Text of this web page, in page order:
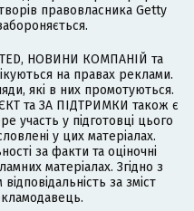
правовласника Getty
НОВИНИ КОМПАНІЙ та
на правах реклами.
які в них промотуються.
та ЗА ПІДТРИМКИ також є
участь у підготовці цього
у цих матеріалах.
за факти та оціночні
матеріалах. Згідно з
за зміст